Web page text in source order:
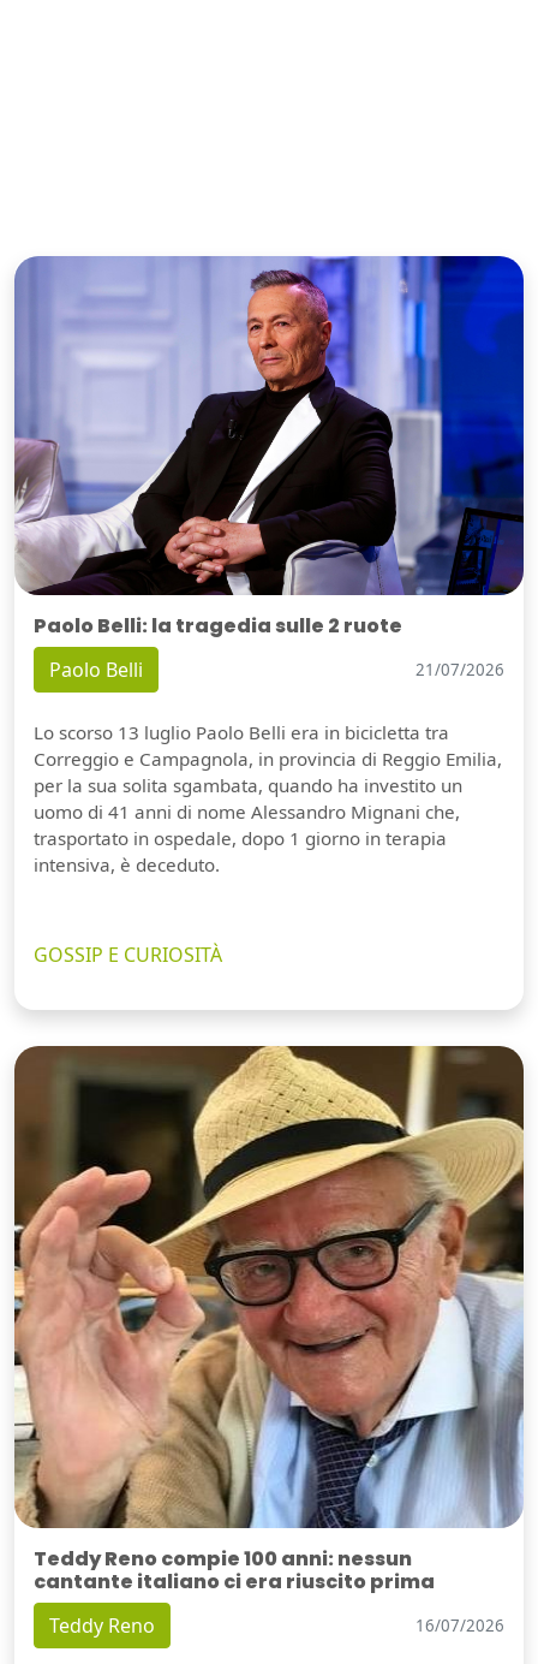
Paolo Belli: la tragedia sulle 2 ruote
Paolo Belli 21/07/2026
Lo scorso 13 luglio Paolo Belli era in bicicletta tra
Correggio e Campagnola, in provincia di Reggio Emilia,
per la sua solita sgambata, quando ha investito un
uomo di 41 anni di nome Alessandro Mignani che,
trasportato in ospedale, dopo 1 giorno in terapia
intensiva, è deceduto.
GOSSIP E CURIOSITÀ
Teddy Reno compie 100 anni: nessun
cantante italiano ci era riuscito prima
Teddy Reno 16/07/2026